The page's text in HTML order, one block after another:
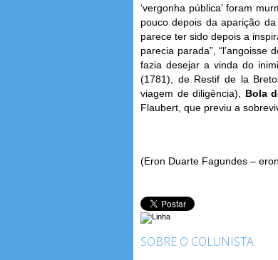
‘vergonha pública’ foram
pouco depois da aparição
parece ter sido depois a
parecia parada”, “l’angoisse
fazia desejar a vinda do
(1781), de Restif de la
viagem de diligência), Bola
Flaubert, que previu a
(Eron Duarte Fagundes –
SOBRE O COLUNISTA: